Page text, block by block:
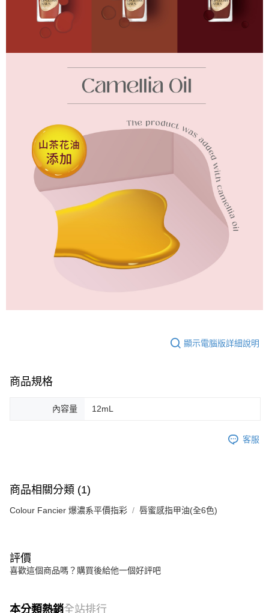
顯示電腦版詳細說明
商品規格
內容量 12mL
客服
商品相關分類 (1)
Colour Fancier 爆濃系平價指彩 唇蜜感指甲油(全6色)
評價
喜歡這個商品嗎？購買後給他一個好評吧
本分類熱銷全站排行